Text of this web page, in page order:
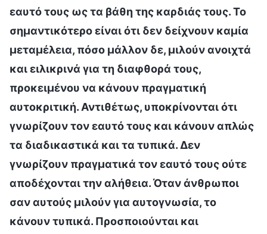
εαυτό τους ως τα βάθη της καρδιάς τους. Το
σημαντικότερο είναι ότι δεν δείχνουν καμία
μεταμέλεια, πόσο μάλλον δε, μιλούν ανοιχτά
και ειλικρινά για τη διαφθορά τους,
προκειμένου να κάνουν πραγματική
αυτοκριτική. Αντιθέτως, υποκρίνονται ότι
γνωρίζουν τον εαυτό τους και κάνουν απλώς
τα διαδικαστικά και τα τυπικά. Δεν
γνωρίζουν πραγματικά τον εαυτό τους ούτε
αποδέχονται την αλήθεια. Όταν άνθρωποι
σαν αυτούς μιλούν για αυτογνωσία, το
κάνουν τυπικά. Προσποιούνται και